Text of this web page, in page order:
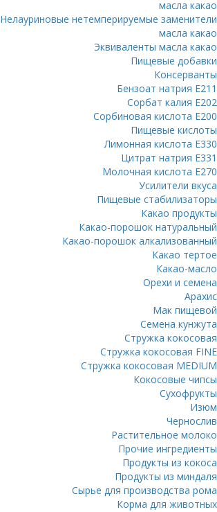
масла какао
Нелауриновые нетемперируемые заменители
масла какао
Эквиваленты масла какао
Пищевые добавки
Консерванты
Бензоат натрия Е211
Сорбат калия Е202
Сорбиновая кислота Е200
Пищевые кислоты
Лимонная кислота Е330
Цитрат натрия E331
Молочная кислота Е270
Усилители вкуса
Пищевые стабилизаторы
Какао продукты
Какао-порошок натуральный
Какао-порошок алкализованный
Какао тертое
Какао-масло
Орехи и семена
Арахис
Мак пищевой
Семена кунжута
Стружка кокосовая
Стружка кокосовая FINE
Стружка кокосовая MEDIUM
Кокосовые чипсы
Сухофрукты
Изюм
Чернослив
Растительное молоко
Прочие ингредиенты
Продукты из кокоса
Продукты из миндаля
Сырье для производства рома
Корма для животных